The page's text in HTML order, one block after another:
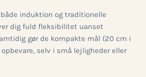
induktion og traditionelle
dig fuld fleksibilitet uanset
gør de kompakte mål (20 cm i
selv i små lejligheder eller